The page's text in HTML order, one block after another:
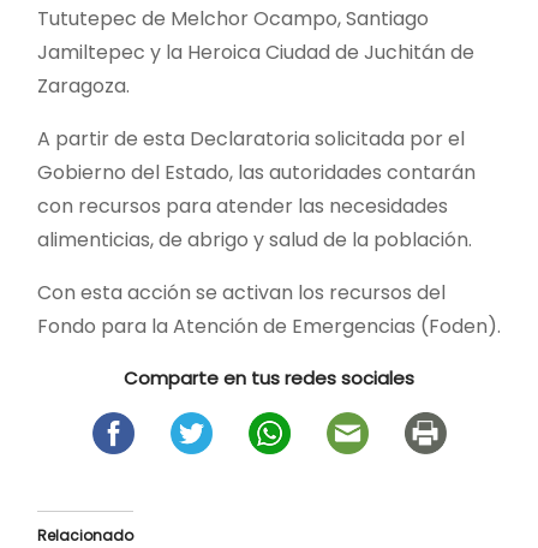
Tututepec de Melchor Ocampo, Santiago
Jamiltepec y la Heroica Ciudad de Juchitán de
Zaragoza.
A partir de esta Declaratoria solicitada por el
Gobierno del Estado, las autoridades contarán
con recursos para atender las necesidades
alimenticias, de abrigo y salud de la población.
Con esta acción se activan los recursos del
Fondo para la Atención de Emergencias (Foden).
Comparte en tus redes sociales
Relacionado